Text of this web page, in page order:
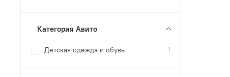
Категория Авито
Детская одежда и обувь 1